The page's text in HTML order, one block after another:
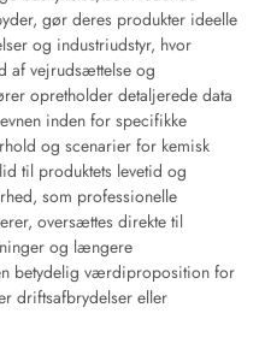
gør deres produkter ideelle
og industriudstyr, hvor
af vejrudsættelse og
opretholder detaljerede data
inden for specifikke
og scenarier for kemisk
til produktets levetid og
som professionelle
oversættes direkte til
og længere
betydelig værdiproposition for
driftsafbrydelser eller